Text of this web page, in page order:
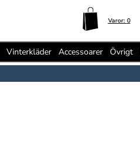
Varor: 0
Vinterkläder Accessoarer Övrigt